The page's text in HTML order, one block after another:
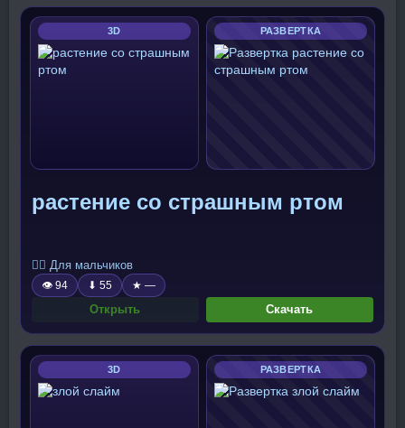
3D РАЗВЕРТКА
растение со страшным ртом
🧍‍♂️ Для мальчиков
👁 94 ⬇ 55 ★ —
Открыть Скачать
3D РАЗВЕРТКА